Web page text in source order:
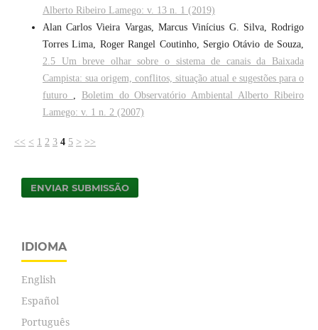
Alberto Ribeiro Lamego: v. 13 n. 1 (2019)
Alan Carlos Vieira Vargas, Marcus Vinícius G. Silva, Rodrigo
Torres Lima, Roger Rangel Coutinho, Sergio Otávio de Souza,
2.5 Um breve olhar sobre o sistema de canais da Baixada
Campista: sua origem, conflitos, situação atual e sugestões para o
futuro , Boletim do Observatório Ambiental Alberto Ribeiro
Lamego: v. 1 n. 2 (2007)
<< < 1 2 3 4 5 > >>
ENVIAR SUBMISSÃO
IDIOMA
English
Español
Português